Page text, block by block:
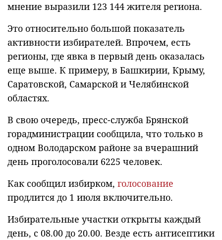
мнение выразили 123 144 жителя региона.
Это относительно большой показатель
активности избирателей. Впрочем, есть
регионы, где явка в первый день оказалась
еще выше. К примеру, в Башкирии, Крыму,
Саратовской, Самарской и Челябинской
областях.
В свою очередь, пресс-служба Брянской
горадминистрации сообщила, что только в
одном Володарском районе за вчерашний
день проголосовали 6225 человек.
Как сообщил избирком, голосование
продлится до 1 июля включительно.
Избирательные участки открыты каждый
день, с 08.00 до 20.00. Везде есть антисептики